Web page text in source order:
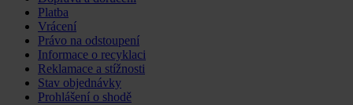
Platba
Vrácení
Právo na odstoupení
Informace o recyklaci
Reklamace a stížnosti
Stav objednávky
Prohlášení o shodě